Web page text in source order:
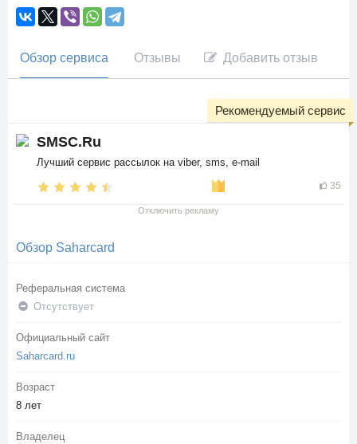
Обзор сервиса Отзывы Добавить отзыв
SMSC.Ru
Лучший сервис рассылок на viber, sms, e-mail
35
Рекомендуемый сервис
Отключить рекламу
Обзор Saharcard
Реферальная система
Отсутствует
Официальный сайт
Saharcard.ru
Возраст
8 лет
Владелец